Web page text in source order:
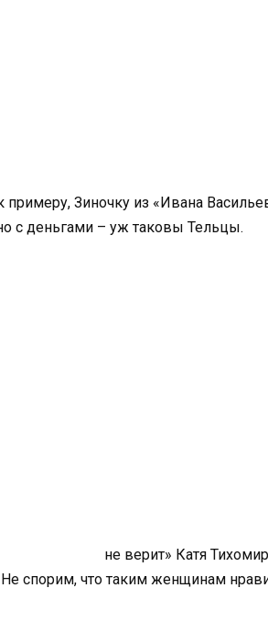
Зиночку из «Ивана
с деньгами – уж таковы Тельцы.
слезам не верит» Катя
спорим, что таким женщинам